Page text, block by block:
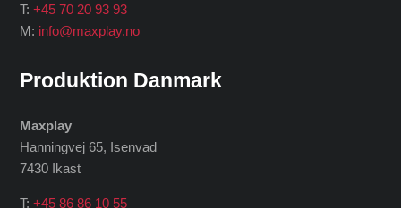
T:+45 70 20 93 93
M: info@maxplay.no
Produktion Danmark
Maxplay
Hanningvej 65, Isenvad
7430 Ikast
T:+45 86 86 10 55